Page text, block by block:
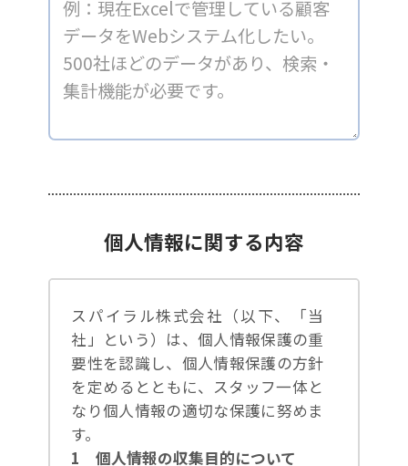
個人情報に関する内容
スパイラル株式会社（以下、「当
社」という）は、個人情報保護の重
要性を認識し、個人情報保護の方針
を定めるとともに、スタッフ一体と
なり個人情報の適切な保護に努めま
す。
1 個人情報の収集目的について